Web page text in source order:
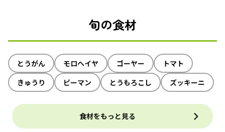
旬の食材
とうがん モロヘイヤ ゴーヤー
トマト
きゅうり
ピーマン とうもろこし ズッキーニ
食材をもっと見る